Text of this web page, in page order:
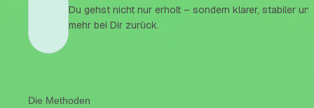
Du gehst nicht nur erholt – sondern klarer, stabiler
mehr bei Dir zurück.
Die Methoden